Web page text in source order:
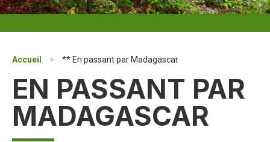
Accueil > ** En passant par Madagascar
EN PASSANT PAR
MADAGASCAR